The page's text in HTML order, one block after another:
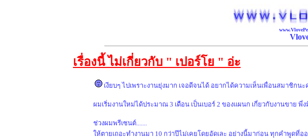
เรื่องนี้ ไม่เกี่ยวกับ " เปอร์โย " อ่ะ
เงียบๆ ไปเพราะงานยุ่งมาก เจอดีจนได้ อยากได้ความเห็นเพื่อนสมาชิกน
ผมเริ่มงานใหม่ได้ประมาณ 3 เดือน เป็นเบอร์ 2 ของแผนก เกี่ยวกับงานขาย
ช่วงผมพรีเซนต์.......
ให้ตายเถอะทำงานมา 10 กว่าปีไม่เคยโดยอัดเละ อย่างนี้มาก่อน ทุกคำพูดที่